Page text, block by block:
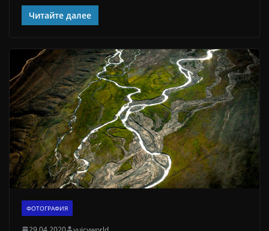
Читайте далее
ФОТОГРАФИЯ